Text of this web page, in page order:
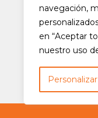
navegación,
en “Aceptar
nuestro uso
Personalizar